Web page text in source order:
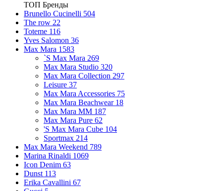
ТОП Бренды
Brunello Cucinelli 504
The row 22
Toteme 116
Yves Salomon 36
Max Mara 1583
`S Max Mara 269
Max Mara Studio 320
Max Mara Collection 297
Leisure 37
Max Mara Accessories 75
Max Mara Beachwear 18
Max Mara MM 187
Max Mara Pure 62
'S Max Mara Cube 104
Sportmax 214
Max Mara Weekend 789
Marina Rinaldi 1069
Icon Denim 63
Dunst 113
Erika Cavallini 67